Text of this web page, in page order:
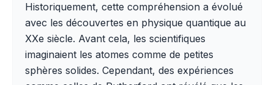
Historiquement, cette compréhension a évolué
avec les découvertes en physique quantique au
XXe siècle. Avant cela, les scientifiques
imaginaient les atomes comme de petites
sphères solides. Cependant, des expériences